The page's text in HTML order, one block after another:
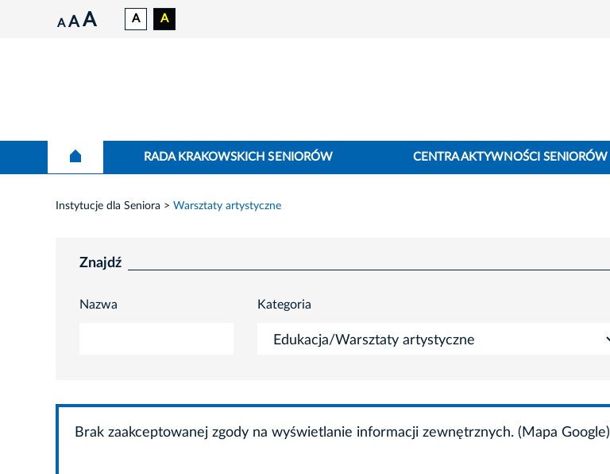
A A A A A
RADA KRAKOWSKICH SENIORÓW CENTRA AKTYWNOŚCI SENIORÓW
Instytucje dla Seniora Warsztaty artystyczne
Znajdź
Nazwa Kategoria
Brak zaakceptowanej zgody na wyświetlanie informacji zewnętrznych. (Mapa Google)